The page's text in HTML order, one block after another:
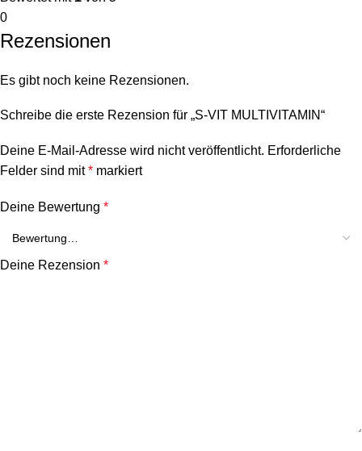
0
Rezensionen
Es gibt noch keine Rezensionen.
Schreibe die erste Rezension für „S-VIT MULTIVITAMIN“
Deine E-Mail-Adresse wird nicht veröffentlicht. Erforderliche
Felder sind mit* markiert
Deine Bewertung *
Deine Rezension *